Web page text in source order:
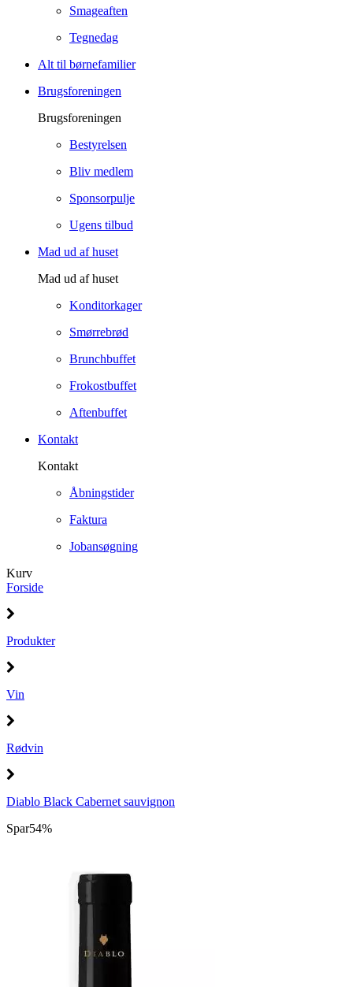
Smageaften
Tegnedag
Alt til børnefamilier
Brugsforeningen
Brugsforeningen
Bestyrelsen
Bliv medlem
Sponsorpulje
Ugens tilbud
Mad ud af huset
Mad ud af huset
Konditorkager
Smørrebrød
Brunchbuffet
Frokostbuffet
Aftenbuffet
Kontakt
Kontakt
Åbningstider
Faktura
Jobansøgning
Kurv
Forside
Produkter
Vin
Rødvin
Diablo Black Cabernet sauvignon
Spar54%